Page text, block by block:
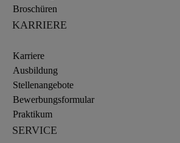
Broschüren
KARRIERE
Karriere
Ausbildung
Stellenangebote
Bewerbungsformular
Praktikum
SERVICE